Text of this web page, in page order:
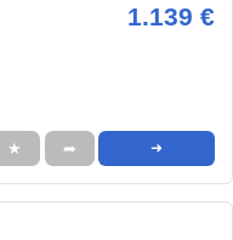
1.139 €
★ ➦ ➜